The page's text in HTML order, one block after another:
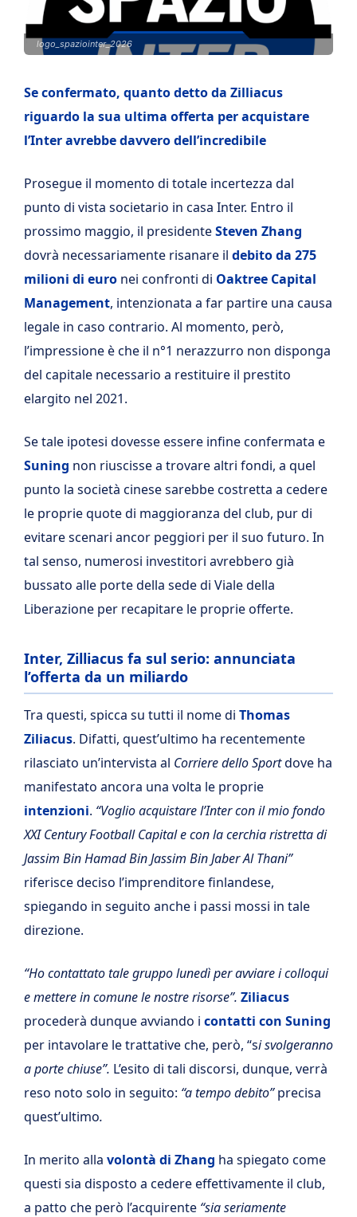
logo_spaziointer_2026
Se confermato, quanto detto da Zilliacus
riguardo la sua ultima offerta per acquistare
l’Inter avrebbe davvero dell’incredibile
Prosegue il momento di totale incertezza dal
punto di vista societario in casa Inter. Entro il
prossimo maggio, il presidenteSteven Zhang
dovrà necessariamente risanare il debito da 275
milioni di euro nei confronti di Oaktree Capital
Management, intenzionata a far partire una causa
legale in caso contrario. Al momento, però,
l’impressione è che il n°1 nerazzurro non disponga
del capitale necessario a restituire il prestito
elargito nel 2021.
Se tale ipotesi dovesse essere infine confermata e
Suning non riuscisse a trovare altri fondi, a quel
punto la società cinese sarebbe costretta a cedere
le proprie quote di maggioranza del club, pur di
evitare scenari ancor peggiori per il suo futuro. In
tal senso, numerosi investitori avrebbero già
bussato alle porte della sede di Viale della
Liberazione per recapitare le proprie offerte.
Inter, Zilliacus fa sul serio: annunciata
l’offerta da un miliardo
Tra questi, spicca su tutti il nome di Thomas
Ziliacus. Difatti, quest’ultimo ha recentemente
rilasciato un’intervista al Corriere dello Sportdove ha
manifestato ancora una volta le proprie
intenzioni. “Voglio acquistare l’Inter con il mio fondo
XXI Century Football Capital e con la cerchia ristretta di
Jassim Bin Hamad Bin Jassim Bin Jaber Al Thani”
riferisce deciso l’imprenditore finlandese,
spiegando in seguito anche i passi mossi in tale
direzione.
“Ho contattato tale gruppo lunedì per avviare i colloqui
e mettere in comune le nostre risorse”. Ziliacus
procederà dunque avviando i contatti con Suning
per intavolare le trattative che, però, “si svolgeranno
a porte chiuse”. L’esito di tali discorsi, dunque, verrà
reso noto solo in seguito: “a tempo debito”precisa
quest’ultimo.
In merito alla volontà di Zhang ha spiegato come
questi sia disposto a cedere effettivamente il club,
a patto che però l’acquirente “sia seriamente